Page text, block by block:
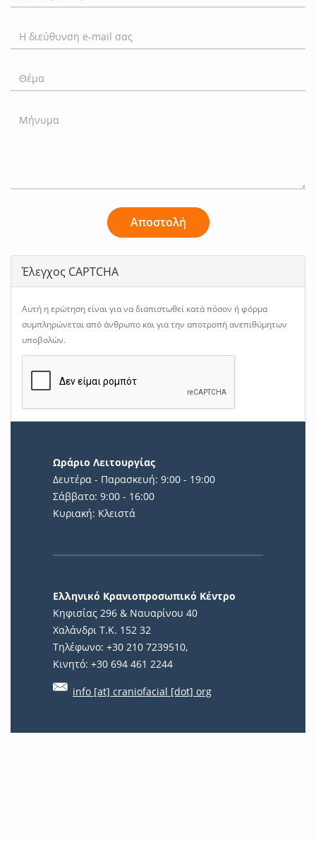
Αποστολή
Έλεγχος CAPTCHA
Αυτή η ερώτηση είναι για να διαπιστωθεί κατά πόσον ή φόρμα
συμπληρώνεται από άνθρωπο και για την αποτροπή ανεπιθύμητων
υποβολών.
Ωράριο Λειτουργίας
Δευτέρα - Παρασκευή: 9:00 - 19:00
Σάββατο: 9:00 - 16:00
Κυριακή: Κλειστά
Ελληνικό Κρανιοπροσωπικό Κέντρο
Κηφισίας 296 & Ναυαρίνου 40
Χαλάνδρι Τ.Κ. 152 32
Τηλέφωνο: +30 210 7239510,
Κινητό: +30 694 461 2244
info [at] craniofacial [dot] org